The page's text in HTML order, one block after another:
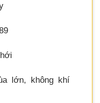
lớn, không khí